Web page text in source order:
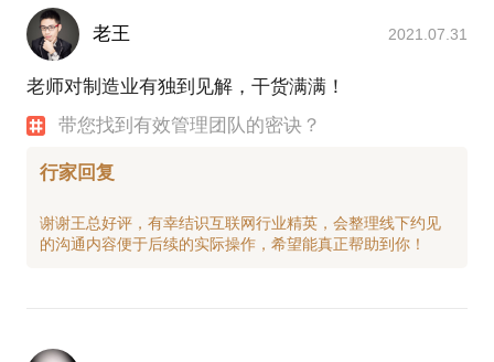
老王 2021.07.31
老师对制造业有独到见解，干货满满！
带您找到有效管理团队的密诀？
行家回复
谢谢王总好评，有幸结识互联网行业精英，会整理线下约见